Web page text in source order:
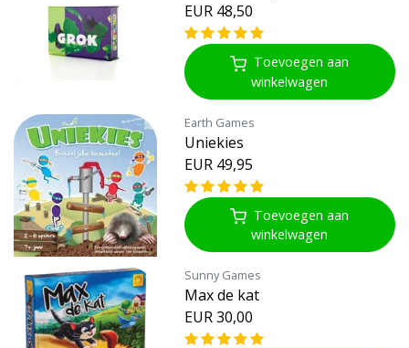
EUR 48,50
Toevoegen aan
winkelwagen
Earth Games
Uniekies
EUR 49,95
Toevoegen aan
winkelwagen
Sunny Games
Max de kat
EUR 30,00